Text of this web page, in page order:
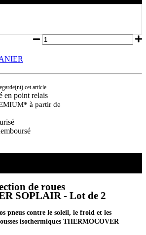
cet article
en point relais
à partir de
de roues
SOPLAIR - Lot de 2
pneus contre le soleil, le froid et les
isothermiques THERMOCOVER